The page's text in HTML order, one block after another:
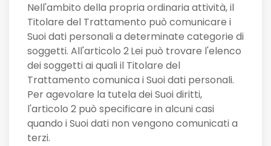
Nell'ambito della propria ordinaria attività, il
Titolare del Trattamento può comunicare i
Suoi dati personali a determinate categorie di
soggetti. All'articolo 2Lei può trovare l'elenco
dei soggetti ai quali il Titolare del
Trattamento comunica i Suoi dati personali.
Per agevolare la tutela dei Suoi diritti,
l'articolo 2 può specificare in alcuni casi
quando i Suoi dati non vengono comunicati a
terzi.